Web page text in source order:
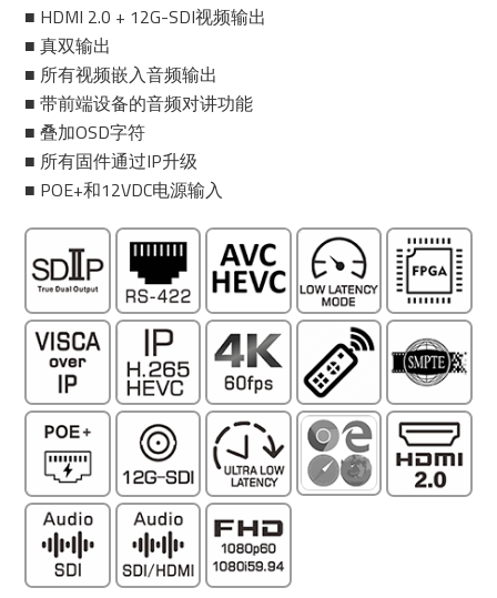
■ HDMI 2.0 + 12G-SDI视频输出
■ 真双输出
■ 所有视频嵌入音频输出
■ 带前端设备的音频对讲功能
■ 叠加OSD字符
■ 所有固件通过IP升级
■ POE+和12VDC电源输入